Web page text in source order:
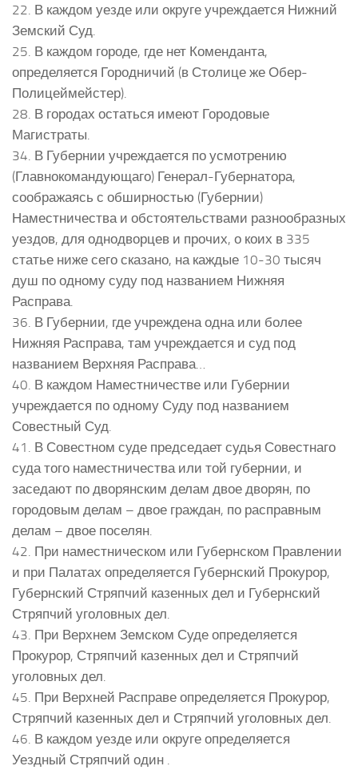
22. В каждом уезде или округе учреждается Нижний
Земский Суд.
25. В каждом городе, где нет Коменданта,
определяется Городничий (в Столице же Обер-
Полицеймейстер).
28. В городах остаться имеют Городовые
Магистраты.
34. В Губернии учреждается по усмотрению
(Главнокомандующаго) Генерал-Губернатора,
соображаясь с обширностью (Губернии)
Наместничества и обстоятельствами разнообразных
уездов, для однодворцев и прочих, о коих в 335
статье ниже сего сказано, на каждые 10-30 тысяч
душ по одному суду под названием Нижняя
Расправа.
36. В Губернии, где учреждена одна или более
Нижняя Расправа, там учреждается и суд под
названием Верхняя Расправа…
40. В каждом Наместничестве или Губернии
учреждается по одному Суду под названием
Совестный Суд.
41. В Совестном суде председает судья Совестнаго
суда того наместничества или той губернии, и
заседают по дворянским делам двое дворян, по
городовым делам – двое граждан, по расправным
делам – двое поселян.
42. При наместническом или Губернском Правлении
и при Палатах определяется Губернский Прокурор,
Губернский Стряпчий казенных дел и Губернский
Стряпчий уголовных дел.
43. При Верхнем Земском Суде определяется
Прокурор, Стряпчий казенных дел и Стряпчий
уголовных дел.
45. При Верхней Расправе определяется Прокурор,
Стряпчий казенных дел и Стряпчий уголовных дел.
46. В каждом уезде или округе определяется
Уездный Стряпчий один .